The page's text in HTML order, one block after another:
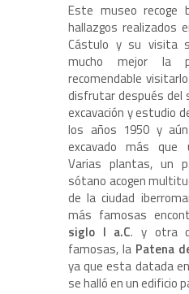
Este museo recoge
hallazgos realizados
Cástulo y su visita
mucho mejor la
recomendable
disfrutar después del
excavación y estudio
los años 1950 y
excavado más que
Varias plantas, un
sótano acogen
de la ciudad
más famosas
siglo I a.C. y otra
famosas, la Patena
ya que esta datada
se halló en un edificio